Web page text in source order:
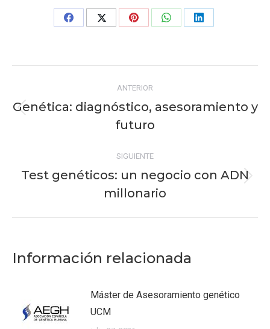
Share
Share
Share
Share
Share
entre
publicaciones
ANTERIOR
Publicación
anterior:
Genética: diagnóstico, asesoramiento y
futuro
SIGUIENTE
Publicación
siguiente:
Test genéticos: un negocio con ADN
millonario
Información relacionada
Máster de Asesoramiento genético
UCM